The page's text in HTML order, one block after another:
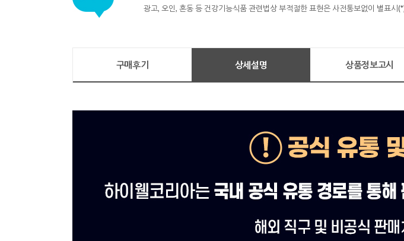
광고, 오인, 혼동 등 건강기능식품 관련법상 부적절한 표현은 사전통보없이 별표시
구매후기 상세설명 상품정보고시